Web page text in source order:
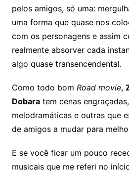
pelos amigos, só uma:
uma forma que quase nos
com os personagens e assim
realmente absorver cada
algo quase transencendental.
Como todo bom Road movie,
Dobaratem cenas
melodramáticas e outras que
de amigos a mudar para
E se você ficar um pouco
musicais que me referi no